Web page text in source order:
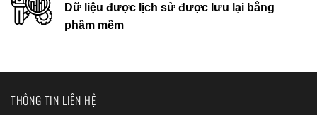
Dữ liệu được lịch sử được lưu lại bằng
phầm mềm
THÔNG TIN LIÊN HỆ